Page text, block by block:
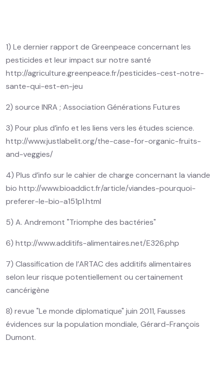
1) Le dernier rapport de Greenpeace concernant les
pesticides et leur impact sur notre santé
http://agriculture.greenpeace.fr/pesticides-cest-notre-
sante-qui-est-en-jeu
2) source INRA ; Association Générations Futures
3) Pour plus d’info et les liens vers les études science.
http://www.justlabelit.org/the-case-for-organic-fruits-
and-veggies/
4) Plus d’info sur le cahier de charge concernant la viande
bio http://www.bioaddict.fr/article/viandes-pourquoi-
preferer-le-bio-a151p1.html
5) A. Andremont "Triomphe des bactéries"
6) http://www.additifs-alimentaires.net/E326.php
7) Classification de l’ARTAC des additifs alimentaires
selon leur risque potentiellement ou certainement
cancérigène
8) revue "Le monde diplomatique" juin 2011, Fausses
évidences sur la population mondiale, Gérard-François
Dumont.